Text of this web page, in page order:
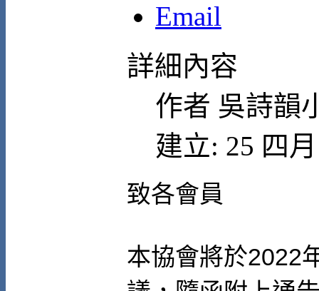
Email
詳細內容
作者 吳詩韻
建立: 25 四
致各會員
本協會將於2022